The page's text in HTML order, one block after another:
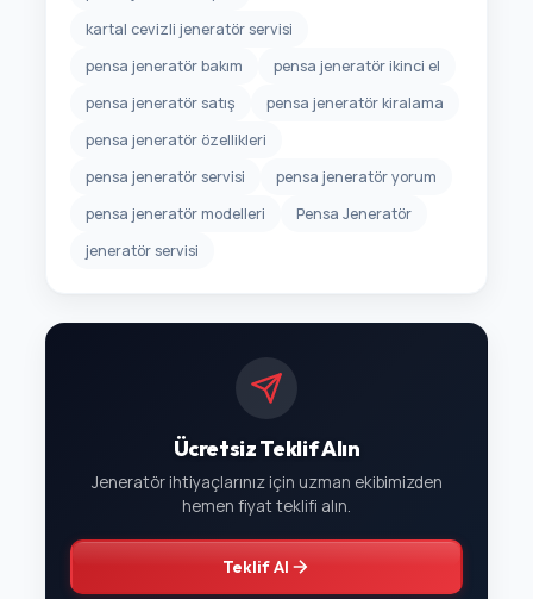
kartal cevizli jeneratör servisi
pensa jeneratör bakım
pensa jeneratör ikinci el
pensa jeneratör satış
pensa jeneratör kiralama
pensa jeneratör özellikleri
pensa jeneratör servisi
pensa jeneratör yorum
pensa jeneratör modelleri
Pensa Jeneratör
jeneratör servisi
Ücretsiz Teklif Alın
Jeneratör ihtiyaçlarınız için uzman ekibimizden
hemen fiyat teklifi alın.
Teklif Al